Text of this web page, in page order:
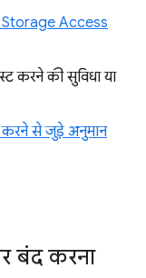
Access
करने की सुविधा या
करने से जुड़े अनुमान
बंद करना